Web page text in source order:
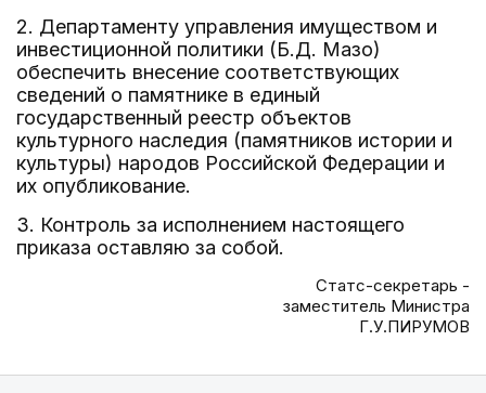
2. Департаменту управления имуществом и
инвестиционной политики (Б.Д. Мазо)
обеспечить внесение соответствующих
сведений о памятнике в единый
государственный реестр объектов
культурного наследия (памятников истории и
культуры) народов Российской Федерации и
их опубликование.
3. Контроль за исполнением настоящего
приказа оставляю за собой.
Статс-секретарь -
заместитель Министра
Г.У.ПИРУМОВ